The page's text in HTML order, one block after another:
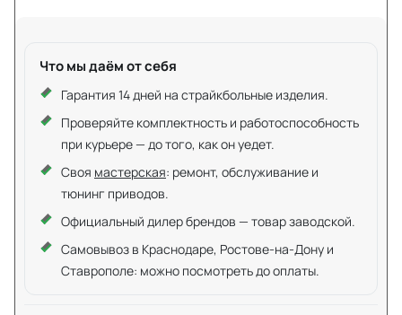
Что мы даём от себя
Гарантия 14 дней на страйкбольные изделия.
Проверяйте комплектность и работоспособность
при курьере — до того, как он уедет.
Своя мастерская: ремонт, обслуживание и
тюнинг приводов.
Официальный дилер брендов — товар заводской.
Самовывоз в Краснодаре, Ростове-на-Дону и
Ставрополе: можно посмотреть до оплаты.